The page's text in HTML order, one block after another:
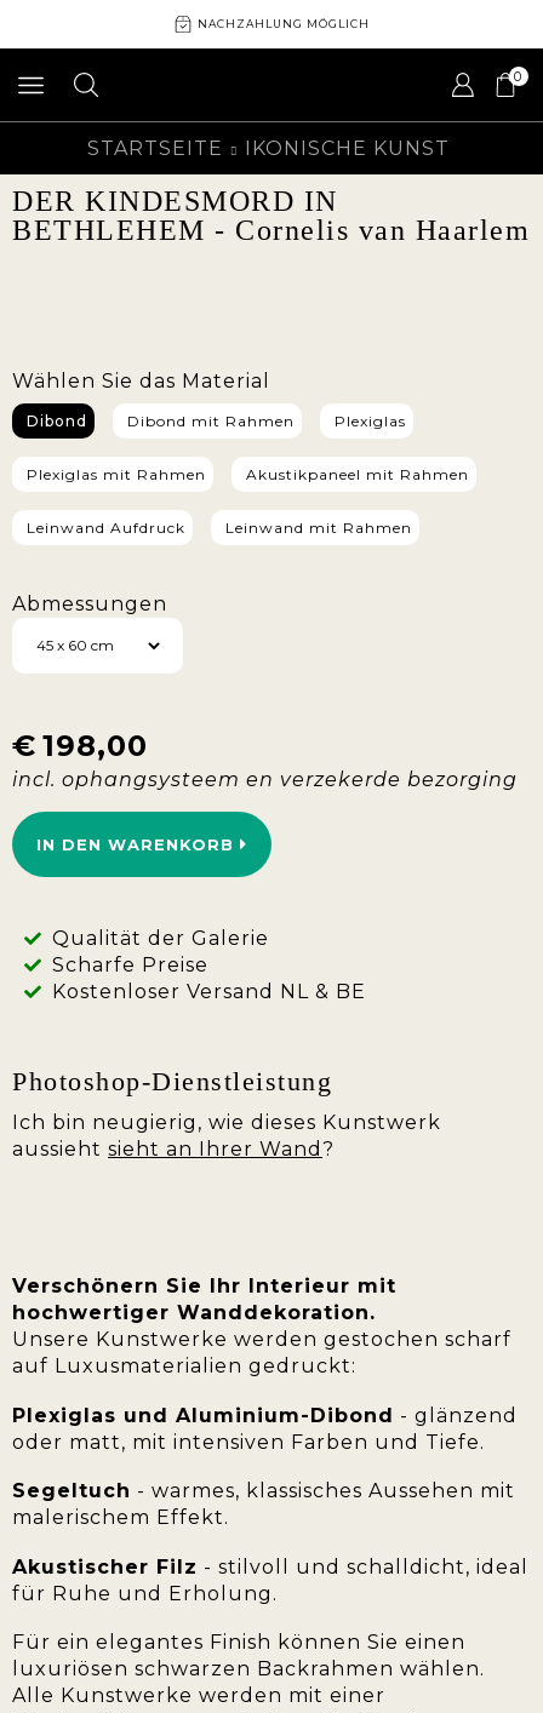
NACHZAHLUNG MÖGLICH
0
STARTSEITE IKONISCHE KUNST
DER KINDESMORD IN
BETHLEHEM - Cornelis van Haarlem
Wählen Sie das Material
Dibond Dibond mit Rahmen Plexiglas
Plexiglas mit Rahmen Akustikpaneel mit Rahmen
Leinwand Aufdruck Leinwand mit Rahmen
Abmessungen
€ 198,00
IN DEN WARENKORB
Qualität der Galerie
Scharfe Preise
Kostenloser Versand NL & BE
Photoshop-Dienstleistung
Ich bin neugierig, wie dieses Kunstwerk
aussieht sieht an Ihrer Wand ?
Verschönern Sie Ihr Interieur mit
hochwertiger Wanddekoration.
Unsere Kunstwerke werden gestochen scharf
auf Luxusmaterialien gedruckt:
Plexiglas und Aluminium-Dibond - glänzend
oder matt, mit intensiven Farben und Tiefe.
Segeltuch - warmes, klassisches Aussehen mit
malerischem Effekt.
Akustischer Filz - stilvoll und schalldicht, ideal
für Ruhe und Erholung.
Für ein elegantes Finish können Sie einen
luxuriösen schwarzen Backrahmen wählen.
Alle Kunstwerke werden mit einer